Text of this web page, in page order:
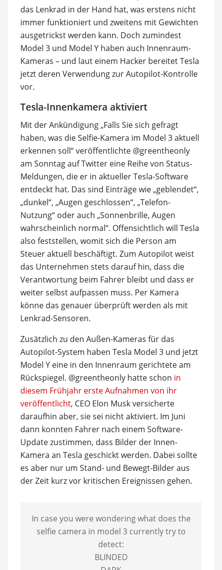
das Lenkrad in der Hand hat, was erstens nicht
immer funktioniert und zweitens mit Gewichten
ausgetrickst werden kann. Doch zumindest
Model 3 und Model Y haben auch Innenraum-
Kameras – und laut einem Hacker bereitet Tesla
jetzt deren Verwendung zur Autopilot-Kontrolle
vor.
Tesla-Innenkamera aktiviert
Mit der Ankündigung „Falls Sie sich gefragt
haben, was die Selfie-Kamera im Model 3 aktuell
erkennen soll“ veröffentlichte @greentheonly
am Sonntag auf Twitter eine Reihe von Status-
Meldungen, die er in aktueller Tesla-Software
entdeckt hat. Das sind Einträge wie „geblendet“,
„dunkel“, „Augen geschlossen“, „Telefon-
Nutzung“ oder auch „Sonnenbrille, Augen
wahrscheinlich normal“. Offensichtlich will Tesla
also feststellen, womit sich die Person am
Steuer aktuell beschäftigt. Zum Autopilot weist
das Unternehmen stets darauf hin, dass die
Verantwortung beim Fahrer bleibt und dass er
weiter selbst aufpassen muss. Per Kamera
könne das genauer überprüft werden als mit
Lenkrad-Sensoren.
Zusätzlich zu den Außen-Kameras für das
Autopilot-System haben Tesla Model 3 und jetzt
Model Y eine in den Innenraum gerichtete am
Rückspiegel. @greentheonly hatte schon in
diesem Frühjahr erste Aufnahmen von ihr
veröffentlicht, CEO Elon Musk versicherte
daraufhin aber, sie sei nicht aktiviert. Im Juni
dann konnten Fahrer nach einem Software-
Update zustimmen, dass Bilder der Innen-
Kamera an Tesla geschickt werden. Dabei sollte
es aber nur um Stand- und Bewegt-Bilder aus
der Zeit kurz vor kritischen Ereignissen gehen.
In case you were wondering what does the
selfie camera in model 3 currently try to
detect:
BLINDED